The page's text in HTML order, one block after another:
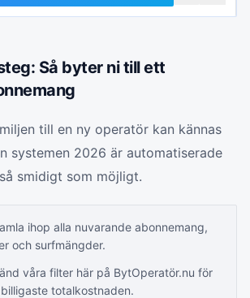
Så byter ni till ett
till en ny operatör kan kännas
systemen 2026 är automatiserade
smidigt som möjligt.
ihop alla nuvarande abonnemang,
och surfmängder.
våra filter här på BytOperatör.nu för
totalkostnaden.